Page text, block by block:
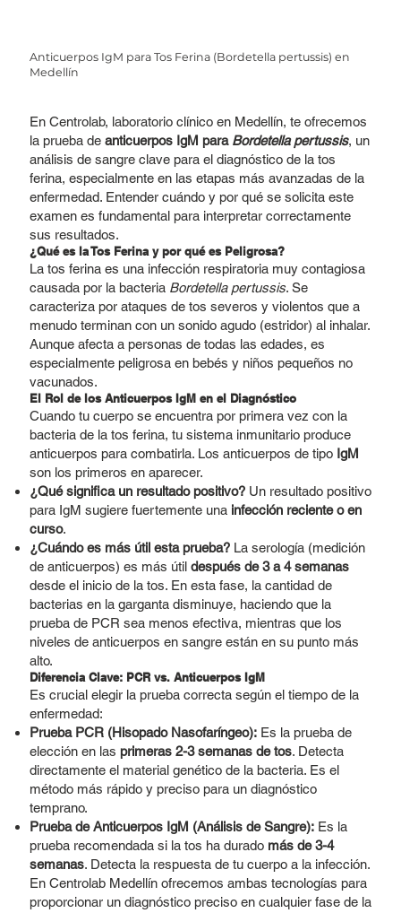
Anticuerpos IgM para Tos Ferina (Bordetella pertussis) en
Medellín
En Centrolab, laboratorio clínico en Medellín, te ofrecemos
la prueba de anticuerpos IgM para Bordetella pertussis, un
análisis de sangre clave para el diagnóstico de la tos
ferina, especialmente en las etapas más avanzadas de la
enfermedad. Entender cuándo y por qué se solicita este
examen es fundamental para interpretar correctamente
sus resultados.
¿Qué es la Tos Ferina y por qué es Peligrosa?
La tos ferina es una infección respiratoria muy contagiosa
causada por la bacteria Bordetella pertussis. Se
caracteriza por ataques de tos severos y violentos que a
menudo terminan con un sonido agudo (estridor) al inhalar.
Aunque afecta a personas de todas las edades, es
especialmente peligrosa en bebés y niños pequeños no
vacunados.
El Rol de los Anticuerpos IgM en el Diagnóstico
Cuando tu cuerpo se encuentra por primera vez con la
bacteria de la tos ferina, tu sistema inmunitario produce
anticuerpos para combatirla. Los anticuerpos de tipo IgM
son los primeros en aparecer.
¿Qué significa un resultado positivo?Un resultado positivo
para IgM sugiere fuertemente una infección reciente o en
curso.
¿Cuándo es más útil esta prueba?La serología (medición
de anticuerpos) es más útil después de 3 a 4 semanas
desde el inicio de la tos. En esta fase, la cantidad de
bacterias en la garganta disminuye, haciendo que la
prueba de PCR sea menos efectiva, mientras que los
niveles de anticuerpos en sangre están en su punto más
alto.
Diferencia Clave: PCR vs. Anticuerpos IgM
Es crucial elegir la prueba correcta según el tiempo de la
enfermedad:
Prueba PCR (Hisopado Nasofaríngeo):Es la prueba de
elección en las primeras 2-3 semanas de tos. Detecta
directamente el material genético de la bacteria. Es el
método más rápido y preciso para un diagnóstico
temprano.
Prueba de Anticuerpos IgM (Análisis de Sangre):Es la
prueba recomendada si la tos ha durado más de 3-4
semanas. Detecta la respuesta de tu cuerpo a la infección.
En Centrolab Medellín ofrecemos ambas tecnologías para
proporcionar un diagnóstico preciso en cualquier fase de la